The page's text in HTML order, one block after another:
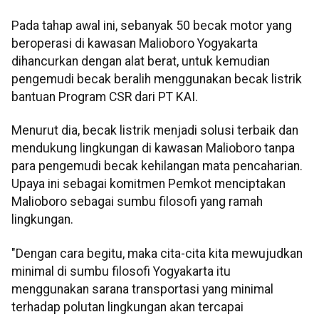
Pada tahap awal ini, sebanyak 50 becak motor yang
beroperasi di kawasan Malioboro Yogyakarta
dihancurkan dengan alat berat, untuk kemudian
pengemudi becak beralih menggunakan becak listrik
bantuan Program CSR dari PT KAI.
Menurut dia, becak listrik menjadi solusi terbaik dan
mendukung lingkungan di kawasan Malioboro tanpa
para pengemudi becak kehilangan mata pencaharian.
Upaya ini sebagai komitmen Pemkot menciptakan
Malioboro sebagai sumbu filosofi yang ramah
lingkungan.
"Dengan cara begitu, maka cita-cita kita mewujudkan
minimal di sumbu filosofi Yogyakarta itu
menggunakan sarana transportasi yang minimal
terhadap polutan lingkungan akan tercapai